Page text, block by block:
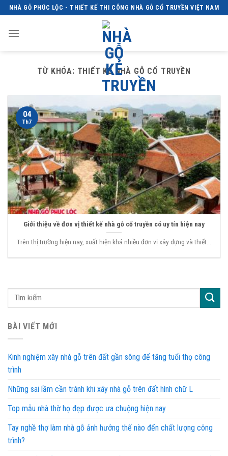
Skip
to
content
NHÀ GỖ PHÚC LỘC - THIẾT KẾ THI CÔNG NHÀ GỖ CỔ TRUYỀN VIỆT NAM
TỪ KHÓA: THIẾT KẾ NHÀ GỖ CỔ TRUYỀN
Giới thiệu về đơn vị thiết kế nhà gỗ cổ truyền có uy tín hiện nay
Trên thị trường hiện nay, xuất hiện khá nhiều đơn vị xây dựng và thiết...
04
Th7
BÀI VIẾT MỚI
Kinh nghiệm xây nhà gỗ trên đất gần sông để tăng tuổi thọ công
trình
Những sai lầm cần tránh khi xây nhà gỗ trên đất hình chữ L
Top mẫu nhà thờ họ đẹp được ưa chuộng hiện nay
Tay nghề thợ làm nhà gỗ ảnh hưởng thế nào đến chất lượng công
trình?